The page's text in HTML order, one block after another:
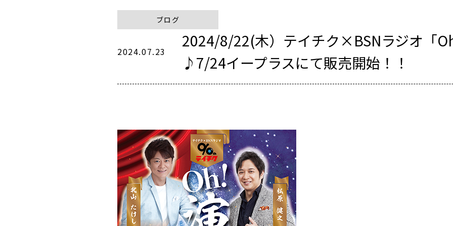
ブログ
2024.07.23
2024/8/22(木）テイチク×BSNラジオ「Oh
♪7/24イープラスにて販売開始！！